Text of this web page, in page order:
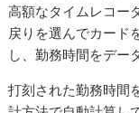
高額なタイムレコー
戻りを選んでカード
し、勤務時間をデー
打刻された勤務時間